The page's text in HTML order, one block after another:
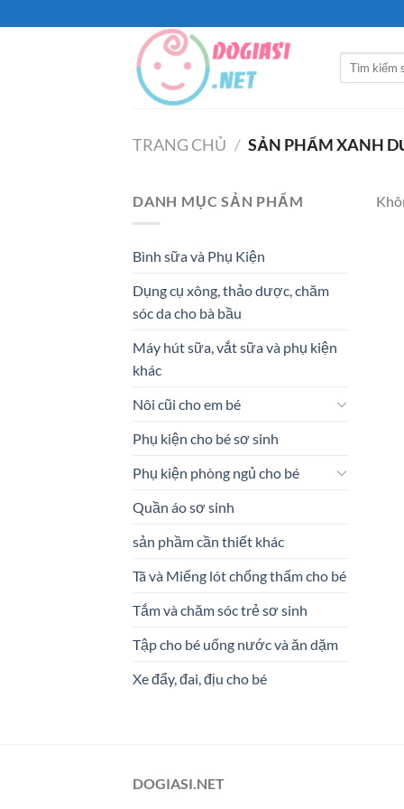
qua
Tìm
TRANG CHỦ / SẢN PHẨM XANH
DANH MỤC SẢN PHẨM
Bình sữa và Phụ Kiện
Dụng cụ xông, thảo dược, chăm
sóc da cho bà bầu
Máy hút sữa, vắt sữa và phụ kiện
khác
Nôi cũi cho em bé
Phụ kiện cho bé sơ sinh
Phụ kiện phòng ngủ cho bé
Quần áo sơ sinh
sản phầm cần thiết khác
Tã và Miếng lót chống thấm cho bé
Tắm và chăm sóc trẻ sơ sinh
Tập cho bé uống nước và ăn dặm
Xe đẩy, đai, địu cho bé
DOGIASI.NET